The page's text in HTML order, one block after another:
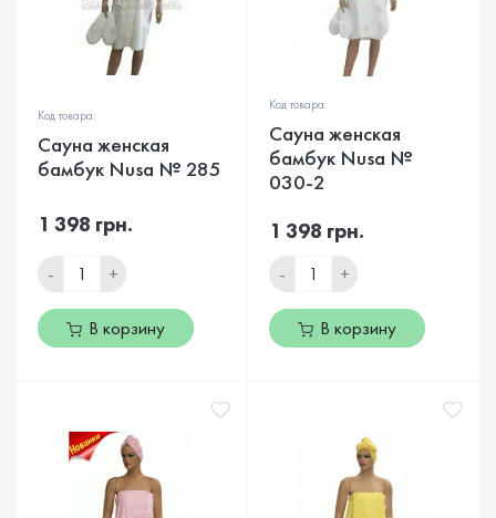
Код товара:
Сауна женская
бамбук Nusa № 285
1 398 грн.
- +
В корзину
Код товара:
Сауна женская
бамбук Nusa №
030-2
1 398 грн.
- +
В корзину